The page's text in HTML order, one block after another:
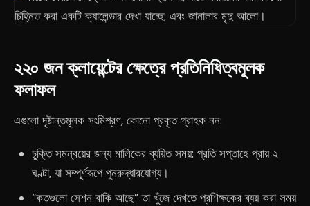
২২০ জন ক্লায়েন্টের ক্ষেত্রে প্রতিনিধিত্বমূলক
ফলাফল
এগুলো দৃষ্টান্তমূলক সংমিশ্রণ, কোনো প্রকৃত গ্রাহক নন:
চুক্তি সমন্বয়ের জন্য মালিকের ব্যয়িত সময়: প্রতি সপ্তাহে প্রায় ২
ঘণ্টা, যা সম্পূর্ণরূপে পুনরুদ্ধারযোগ্য।
“কতগুলো সেশন বাকি আছে” তা খুঁজে দেখতে প্রশিক্ষকের ব্যয় করা সময়